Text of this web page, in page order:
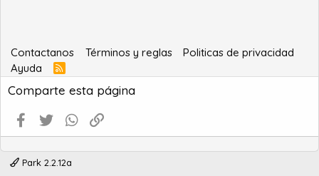
Contactanos Términos y reglas
Politicas de privacidad
Ayuda
R
S
S
Comparte esta página
Facebook
Twitter WhatsApp
Park 2.2.12a